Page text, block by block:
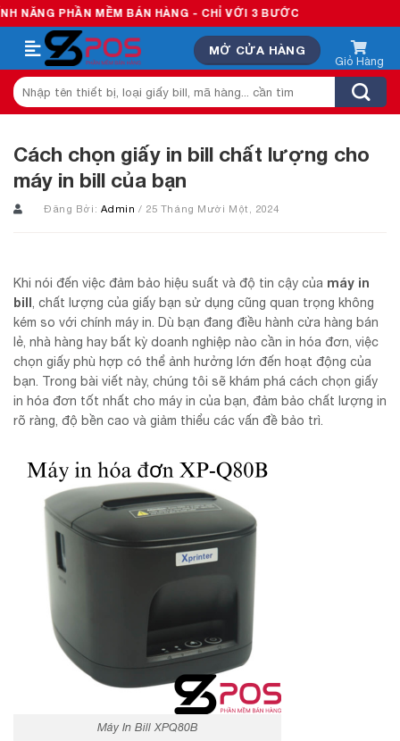
Skip
to
content
MỀM BÁN HÀNG - CHỈ VỚI 3 BƯỚC
MỞ CỬA HÀNG
Tìm
kiếm:
Cách chọn giấy in bill chất lượng cho
máy in bill của bạn
Đăng Bởi: Admin/ 25 Tháng Mười Một, 2024
Khi nói đến việc đảm bảo hiệu suất và độ tin cậy của máy in
bill , chất lượng của giấy bạn sử dụng cũng quan trọng không
kém so với chính máy in. Dù bạn đang điều hành cửa hàng bán
lẻ, nhà hàng hay bất kỳ doanh nghiệp nào cần in hóa đơn, việc
chọn giấy phù hợp có thể ảnh hưởng lớn đến hoạt động của
bạn. Trong bài viết này, chúng tôi sẽ khám phá cách chọn giấy
in hóa đơn tốt nhất cho máy in của bạn, đảm bảo chất lượng in
rõ ràng, độ bền cao và giảm thiểu các vấn đề bảo trì.
Máy In Bill XPQ80B